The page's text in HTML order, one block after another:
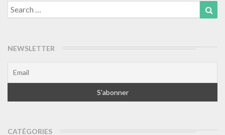
Search
for:
NEWSLETTER
CATÉGORIES